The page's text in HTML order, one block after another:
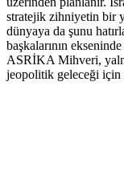
stratejik zihniyetin bir
dünyaya da şunu
başkalarının
ASRİKA Mihveri,
jeopolitik geleceği için